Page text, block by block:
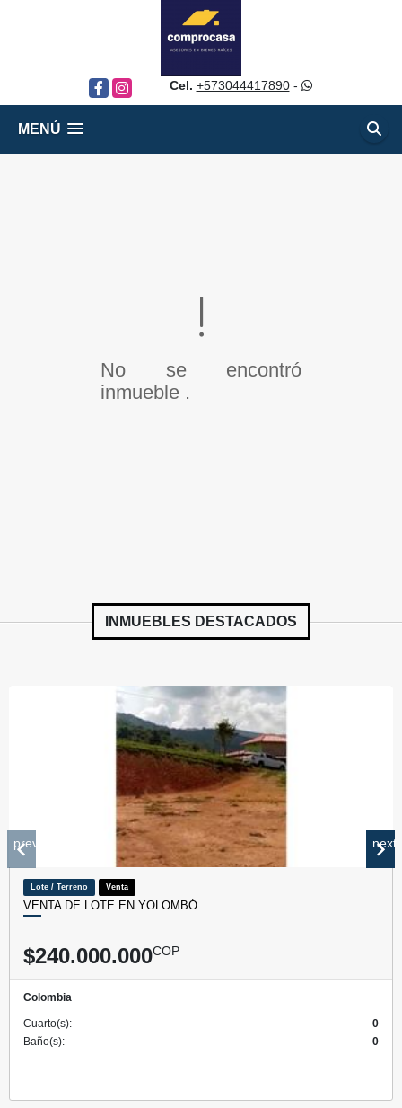
FacebookInstagram Cel. +573044417890-
MENÚ
No se encontró
inmueble .
INMUEBLES DESTACADOS
Lote / Terreno Venta
VENTA DE LOTE EN YOLOMBÓ
$240.000.000COP
Colombia
Cuarto(s):
0
Baño(s):
0
prev next